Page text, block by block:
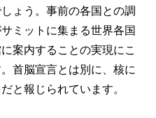
ょう。事前の各国との調
ミットに集まる世界各国
案内することの実現にこ
首脳宣言とは別に、核に
と報じられています。